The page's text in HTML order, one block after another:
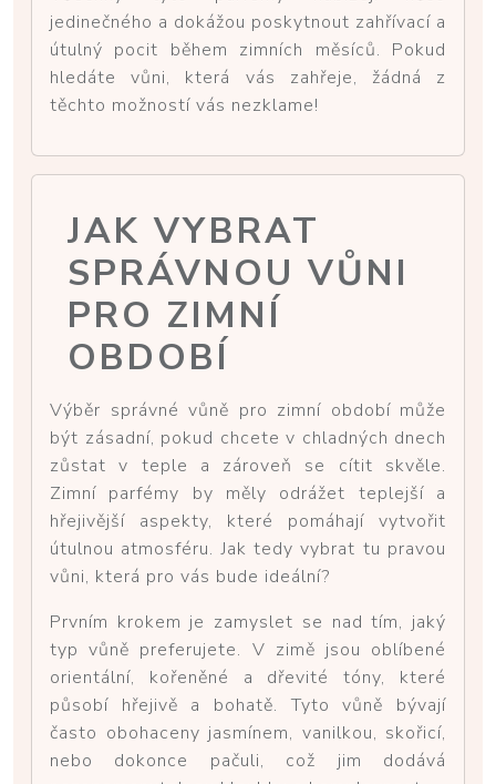
jedinečného a dokážou poskytnout zahřívací a
útulný pocit během zimních měsíců. Pokud
hledáte vůni, která vás zahřeje, žádná z
těchto možností vás nezklame!
JAK VYBRAT
SPRÁVNOU VŮNI
PRO ZIMNÍ
OBDOBÍ
Výběr správné vůně pro zimní období může
být zásadní, pokud chcete v chladných dnech
zůstat v teple a zároveň se cítit skvěle.
Zimní parfémy by měly odrážet teplejší a
hřejivější aspekty, které pomáhají vytvořit
útulnou atmosféru. Jak tedy vybrat tu pravou
vůni, která pro vás bude ideální?
Prvním krokem je zamyslet se nad tím, jaký
typ vůně preferujete. V zimě jsou oblíbené
orientální, kořeněné a dřevité tóny, které
působí hřejivě a bohatě. Tyto vůně bývají
často obohaceny jasmínem, vanilkou, skořicí,
nebo dokonce pačuli, což jim dodává